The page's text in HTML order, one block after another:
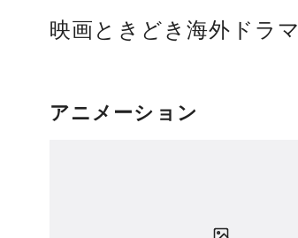
映画ときどき海外ドラマ
アニメーション